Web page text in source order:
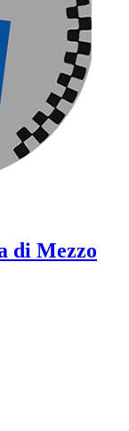
di Mezzo